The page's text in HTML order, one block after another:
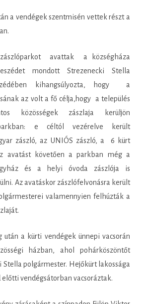
a vendégek szentmisén vettek részt a
avattak a községháza
mondott Strezenecki Stella
kihangsúlyozta, hogy a
az volt a fő célja,hogy a település
közösségek zászlaja kerüljön
e céltól vezérelve került
zászló, az UNIÓS zászló, a 6 kürt
avatást követően a parkban még a
és a helyi óvoda zászlója is
Az avatáskor zászlófelvonásra került
valamennyien felhúzták a
után a kürti vendégek ünnepi vacsorán
házban, ahol pohárköszöntőt
polgármester. Hejőkürt lakossága
előtti vendégsátorban vacsoráztak.